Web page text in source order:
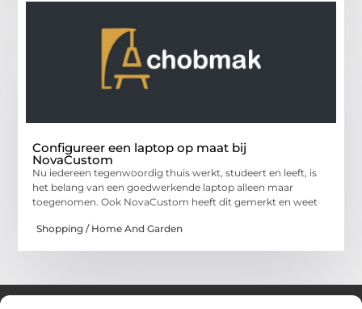
Configureer een laptop op maat bij
NovaCustom
Nu iedereen tegenwoordig thuis werkt, studeert en leeft, is
het belang van een goedwerkende laptop alleen maar
toegenomen. Ook NovaCustom heeft dit gemerkt en weet
Shopping / Home And Garden